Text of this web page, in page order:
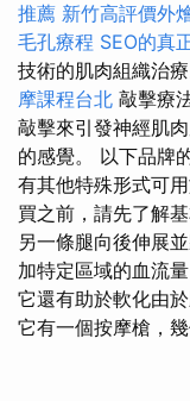
推薦 新竹高評價外
毛孔療程 SEO的真
技術的肌肉組織治療
摩課程台北 敲擊療
敲擊來引發神經肌
的感覺。 以下品牌
有其他特殊形式可
買之前，請先了解
另一條腿向後伸展
加特定區域的血流
它還有助於軟化由
它有一個按摩槍，